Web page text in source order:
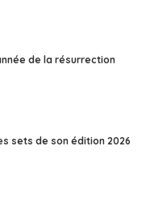
de la résurrection
sets de son édition 2026